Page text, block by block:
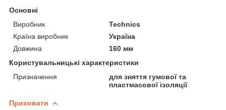
Основні
Виробник
Technics
Країна виробник
Україна
Довжина
160 мм
Користувальницькі характеристики
Призначення
для зняття гумової та
пластмасової ізоляції
Приховати